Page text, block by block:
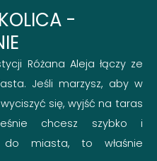
która łączy komfort
z urokiem przyjaznego
-
Różana Aleja łączy ze
Jeśli marzysz, aby w
się, wyjść na taras
chcesz szybko i
do miasta, to właśnie